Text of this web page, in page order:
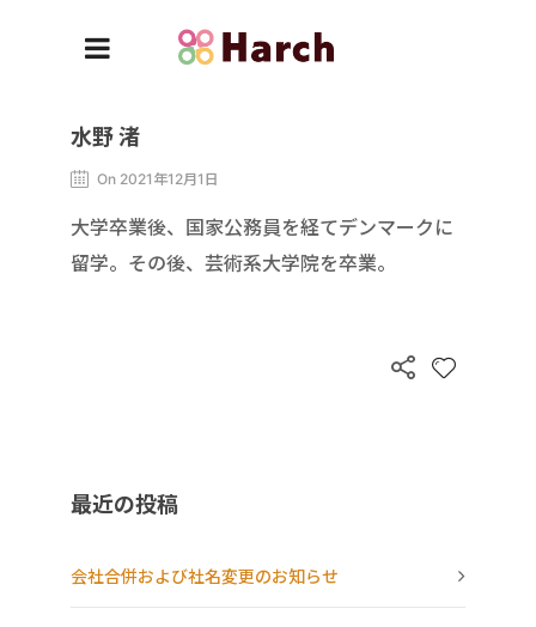
水野 渚
On 2021年12月1日
大学卒業後、国家公務員を経てデンマークに
留学。その後、芸術系大学院を卒業。
最近の投稿
会社合併および社名変更のお知らせ